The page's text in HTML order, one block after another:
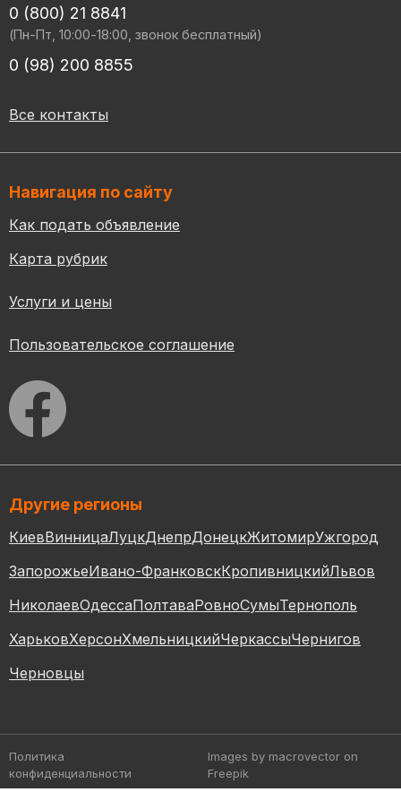
0 (800) 21 8841
(Пн-Пт, 10:00-18:00, звонок бесплатный)
0 (98) 200 8855
Все контакты
Навигация по сайту
Как подать объявление
Карта рубрик
Услуги и цены
Пользовательское соглашение
Другие регионы
КиевВинницаЛуцкДнепрДонецкЖитомирУжгород
ЗапорожьеИвано-ФранковскКропивницкийЛьвов
НиколаевОдессаПолтаваРовноСумыТернополь
ХарьковХерсонХмельницкийЧеркассыЧернигов
Черновцы
Политика
конфиденциальности
Images by macrovectoron
Freepik